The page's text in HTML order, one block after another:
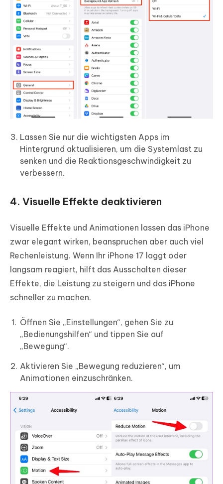
Lassen Sie nur die wichtigsten Apps im
Hintergrund aktualisieren, um die Systemlast zu
senken und die Reaktionsgeschwindigkeit zu
verbessern.
4. Visuelle Effekte deaktivieren
Visuelle Effekte und Animationen lassen das iPhone
zwar elegant wirken, beanspruchen aber auch viel
Rechenleistung. Wenn Ihr iPhone 17 laggt oder
langsam reagiert, hilft das Ausschalten dieser
Effekte, die Leistung zu steigern und das iPhone
schneller zu machen.
Öffnen Sie „Einstellungen“, gehen Sie zu
„Bedienungshilfen“ und tippen Sie auf
„Bewegung“.
Aktivieren Sie „Bewegung reduzieren“, um
Animationen einzuschränken.